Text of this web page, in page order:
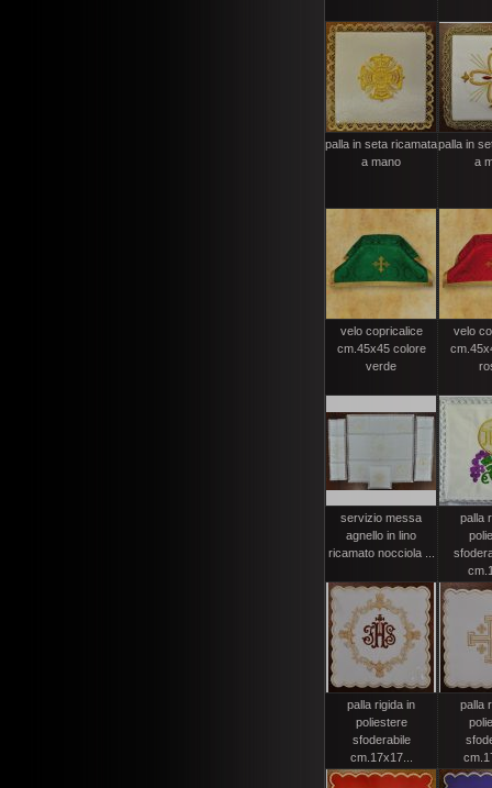
palla in seta ricamata
a mano
palla in
a
velo copricalice
cm.45x45 colore
verde
velo
servizio messa
agnello in lino
ricamato nocciola ...
palla
palla rigida in
poliestere
sfoderabile
cm.17x17...
palla